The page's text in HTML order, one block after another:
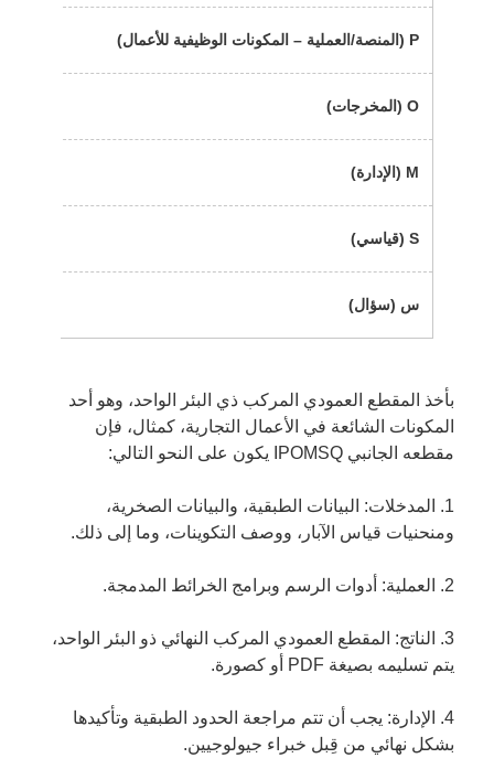
P (المنصة/العملية – المكونات الوظيفية للأعمال)
O (المخرجات)
M (الإدارة)
S (قياسي)
س (سؤال)
بأخذ المقطع العمودي المركب ذي البئر الواحد، وهو أحد
المكونات الشائعة في الأعمال التجارية، كمثال، فإن
مقطعه الجانبي IPOMSQ يكون على النحو التالي:
1. المدخلات: البيانات الطبقية، والبيانات الصخرية،
ومنحنيات قياس الآبار، ووصف التكوينات، وما إلى ذلك.
2. العملية: أدوات الرسم وبرامج الخرائط المدمجة.
3. الناتج: المقطع العمودي المركب النهائي ذو البئر الواحد،
يتم تسليمه بصيغة PDF أو كصورة.
4. الإدارة: يجب أن تتم مراجعة الحدود الطبقية وتأكيدها
بشكل نهائي من قِبل خبراء جيولوجيين.